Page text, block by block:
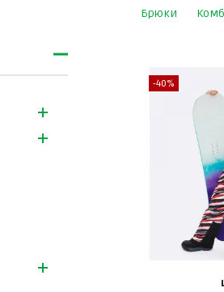
Брюки
-40%